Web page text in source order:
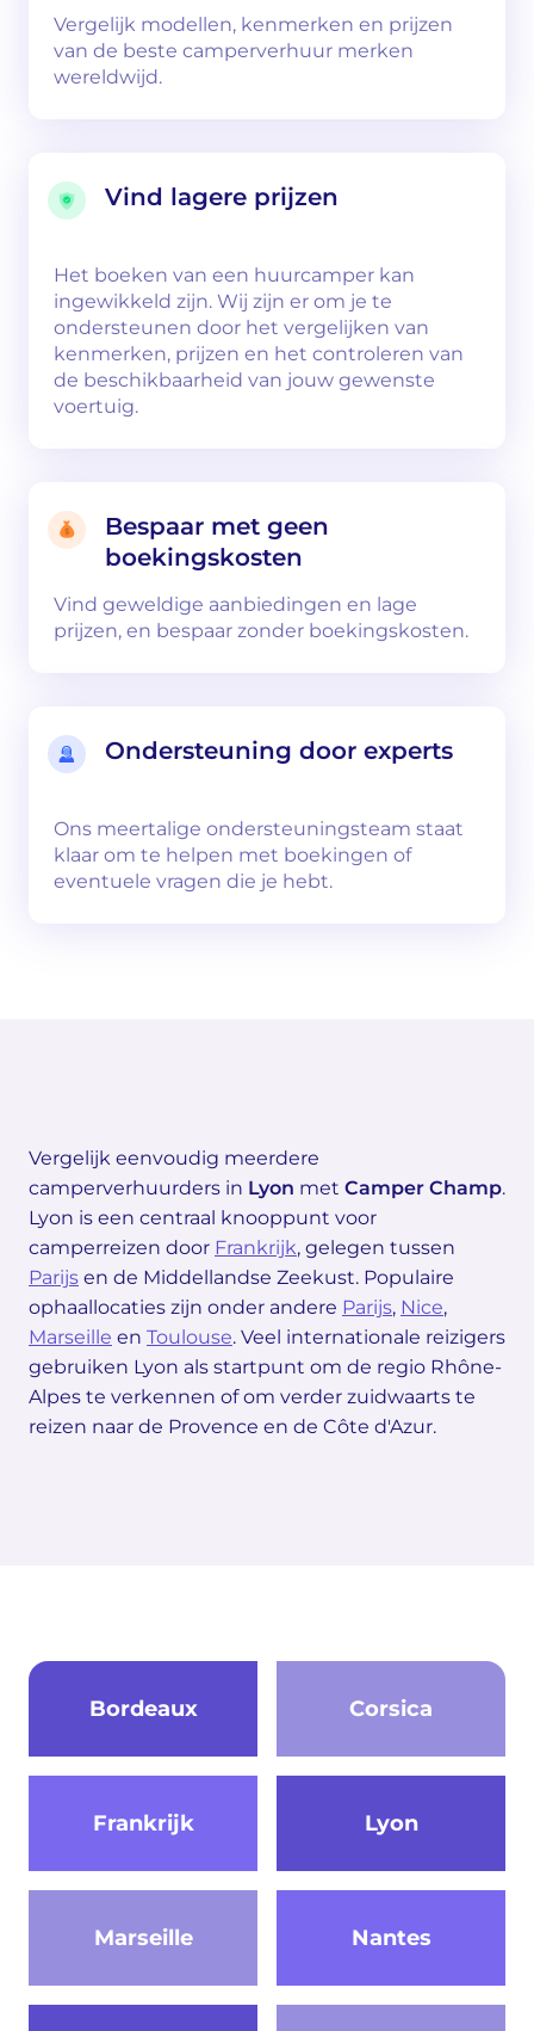
Vergelijk modellen, kenmerken en prijzen
van de beste camperverhuur merken
wereldwijd.
Vind lagere prijzen
Het boeken van een huurcamper kan
ingewikkeld zijn. Wij zijn er om je te
ondersteunen door het vergelijken van
kenmerken, prijzen en het controleren van
de beschikbaarheid van jouw gewenste
voertuig.
Bespaar met geen
boekingskosten
Vind geweldige aanbiedingen en lage
prijzen, en bespaar zonder boekingskosten.
Ondersteuning door experts
Ons meertalige ondersteuningsteam staat
klaar om te helpen met boekingen of
eventuele vragen die je hebt.
Vergelijk eenvoudig meerdere
camperverhuurders in Lyon met Camper Champ.
Lyon is een centraal knooppunt voor
camperreizen door Frankrijk, gelegen tussen
Parijs en de Middellandse Zeekust. Populaire
ophaallocaties zijn onder andere Parijs, Nice,
Marseille en Toulouse. Veel internationale reizigers
gebruiken Lyon als startpunt om de regio Rhône-
Alpes te verkennen of om verder zuidwaarts te
reizen naar de Provence en de Côte d'Azur.
Bordeaux Corsica
Frankrijk Lyon
Marseille Nantes